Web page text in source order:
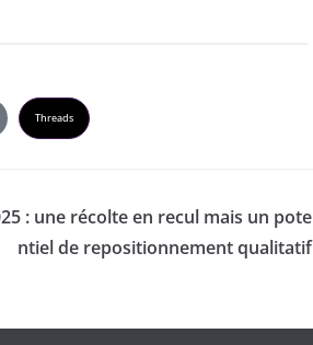
Threads
: une récolte en recul mais un pote
ntiel de repositionnement qualitatif